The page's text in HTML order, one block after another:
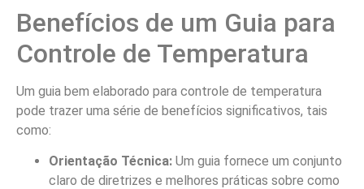
Benefícios de um Guia para
Controle de Temperatura
Um guia bem elaborado para controle de temperatura
pode trazer uma série de benefícios significativos, tais
como:
Orientação Técnica: Um guia fornece um conjunto
claro de diretrizes e melhores práticas sobre como